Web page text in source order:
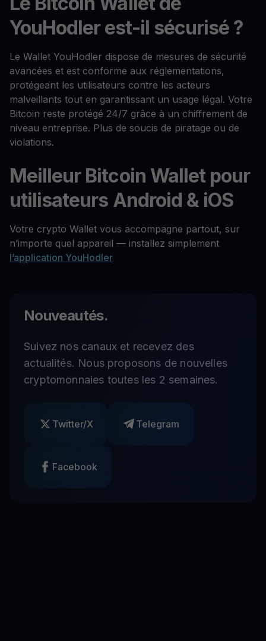
YouHodler est-il sécurisé ?
Le Wallet YouHodler dispose de mesures de sécurité
avancées et est conforme aux réglementations,
protégeant les utilisateurs contre les acteurs
malveillants tout en garantissant un usage légal. Votre
Bitcoin reste protégé 24/7 grâce à un chiffrement de
niveau entreprise. Plus de soucis de piratage ou de
violations.
Meilleur Bitcoin Wallet pour
utilisateurs Android & iOS
Votre crypto Wallet vous accompagne partout, sur
n’importe quel appareil — installez simplement
l’application YouHodler
Nouveautés.
Suivez nos canaux et recevez des
actualités. Nous proposons de nouvelles
cryptomonnaies toutes les 2 semaines.
Twitter/X Telegram
Facebook